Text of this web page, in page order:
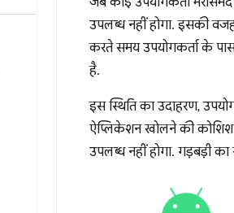
उपलब्ध नहीं होगा. इसकी
करते समय उपयोगकर्ता के
है.
इस स्थिति का उदाहरण,
ऐप्लिकेशन खोलने की
उपलब्ध नहीं होगा. गड़बड़ी